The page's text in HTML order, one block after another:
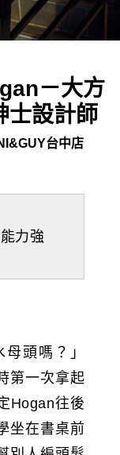
－大方
士設計師
台中店
力強
頭嗎？」
第一次拿起
Hogan往後
坐在書桌前